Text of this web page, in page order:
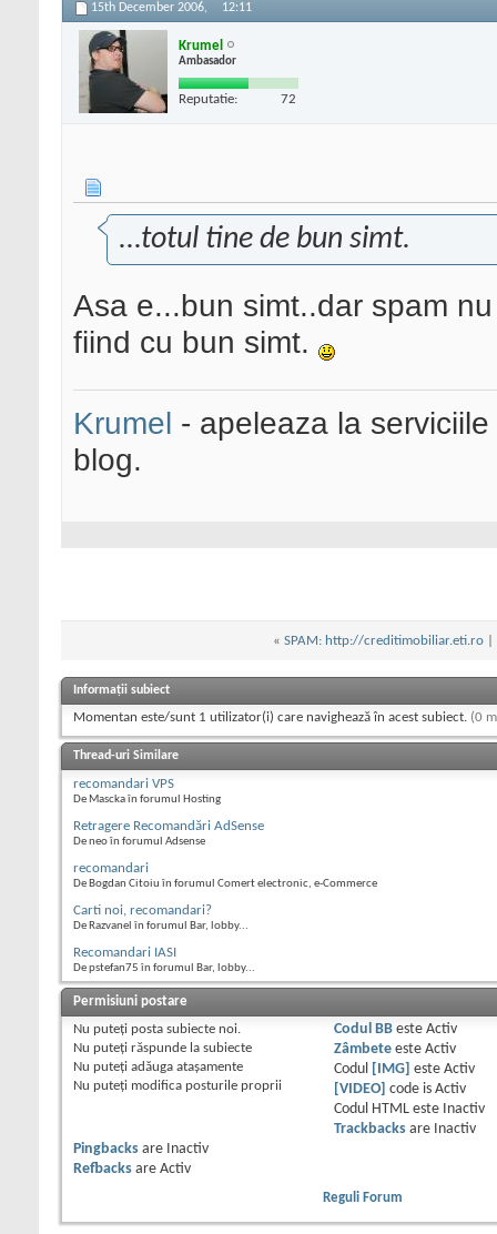
15th December 2006, 12:11
Krumel
Ambasador
Reputatie: 72
...totul tine de bun simt.
Asa e...bun simt..dar spam
fiind cu bun simt.
Krumel - apeleaza la
blog.
« SPAM: http://creditimobiliar.eti.ro|
Informații subiect
Momentan este/sunt 1 utilizator(i) care navighează în acest subiect. (0
Thread-uri Similare
recomandari VPS
De Mascka în forumul Hosting
Retragere Recomandări AdSense
De neo în forumul Adsense
recomandari
De Bogdan Citoiu în forumul Comert electronic, e-Commerce
Carti noi, recomandari?
De Razvanel în forumul Bar, lobby...
Recomandari IASI
De pstefan75 în forumul Bar, lobby...
Permisiuni postare
Nu puteţi posta subiecte noi.
Nu puteţi răspunde la subiecte
Nu puteţi adăuga ataşamente
Nu puteţi modifica posturile proprii
Codul BBeste Activ
Zâmbeteeste Activ
Codul
[IMG] este Activ
[VIDEO] code is Activ
Codul HTML este
Inactiv
Trackbacksare
Inactiv
Pingbacks are
Inactiv
Refbacks are Activ
Reguli Forum